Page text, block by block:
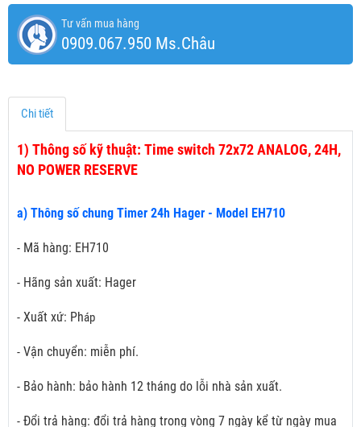
Tư vấn mua hàng
0909.067.950 Ms.Châu
Chi tiết
1) Thông số kỹ thuật: Time switch 72x72 ANALOG, 24H,
NO POWER RESERVE
a) Thông số chung Timer 24h Hager - Model EH710
- Mã hàng: EH710
- Hãng sản xuất: Hager
- Xuất xứ: Pháp
- Vận chuyển: miễn phí.
- Bảo hành: bảo hành 12 tháng do lỗi nhà sản xuất.
- Đổi trả hàng: đổi trả hàng trong vòng 7 ngày kể từ ngày mua